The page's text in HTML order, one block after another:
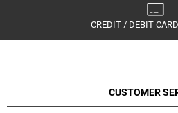
CREDIT / DEBIT
CUSTOMER